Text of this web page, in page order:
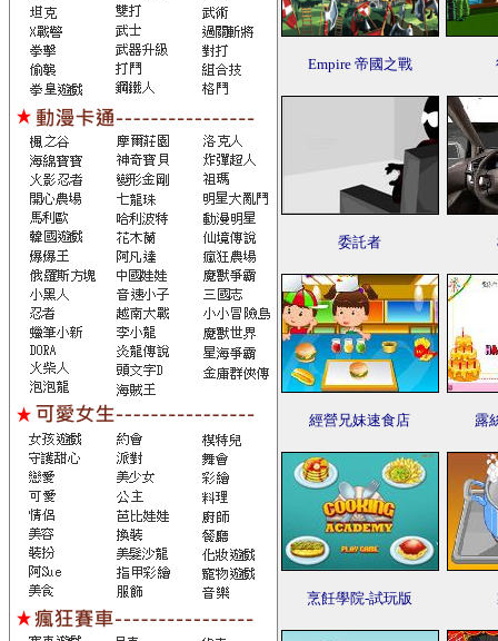
Empire 帝國之戰
委託者
經營兄妹速食店 露
烹飪學院-試玩版